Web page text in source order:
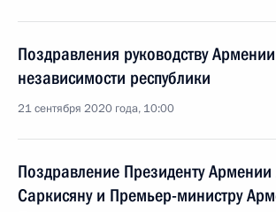
Поздравления руководству
независимости республики
21 сентября 2020 года, 10:00
Поздравление Президенту
Саркисяну и Премьер-министру